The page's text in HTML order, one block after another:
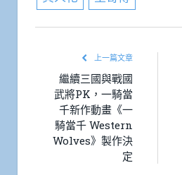
上一篇文章
繼續三國與戰國
武將PK，一騎當
千新作動畫《一
騎當千 Western
Wolves》製作決
定